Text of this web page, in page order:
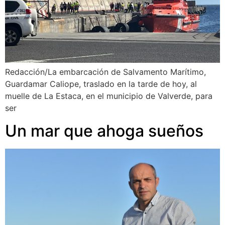
Redacción/La embarcación de Salvamento Marítimo,
Guardamar Caliope, traslado en la tarde de hoy, al
muelle de La Estaca, en el municipio de Valverde, para
ser
Un mar que ahoga sueños